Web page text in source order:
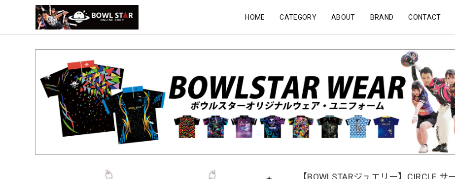
HOME CATEGORY ABOUT BRAND CONTACT